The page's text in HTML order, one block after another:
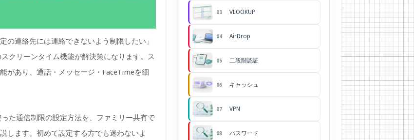
の連絡先には連絡できないよう制限したい」
リーンタイム機能が解決策になります。ス
があり、通話・メッセージ・FaceTimeを細
た通信制限の設定方法を、ファミリー共有で
します。初めて設定する方でも迷わないよ
03 VLOOKUP
04 AirDrop
05 二段階認証
06 キャッシュ
07 VPN
08 パスワード